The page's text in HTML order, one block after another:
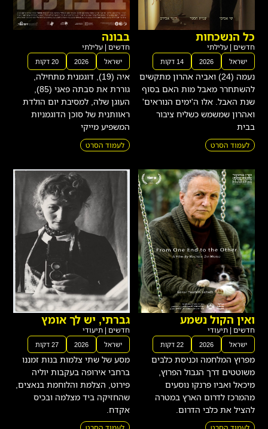
כל הנשכחות
חדשים |עלילתי
ישראל 2026 14 דקות
נעמה (24) ואביה אהרון מתקשים
להשתחרר מאבל מות האם בסוף
שנת האבל. אלו ה'ימים הנוראים'
ואהרון שמשמש כשליח ציבור
בבית
לעמוד הסרט
בבונה
חדשים | עלילתי
ישראל 2026 20 דקות
איה (19), דוגמנית מתחילה,
גוררת את סבתה פאני (85),
העוגן שלה, למסיבת יום הולדת
ראוותנית של סוכן הדוגמניות
המשפיע מייקי
לעמוד הסרט
ואין הקול נשמע
חדשים |תיעודי
ישראל 2026 22 דקות
מפרוץ המלחמה וכניסת כלבים
משוטטים דרך הגבול הפרוץ,
מיכאל ואביו פרנקו נוסעים
מהמרכז לדרום הארץ במטרה
להציל את כלבי הדרום.
גברתי, יש לך אומץ
חדשים | תיעודי
ישראל 2026 27 דקות
מסע של שתי צלמות בנות זמננו
ברחבי אירופה בעקבות יוליה
פירוט, הצלמת והלוחמת בנאצים,
שהחזיקה ביד מצלמה ובכיס
אקדח.